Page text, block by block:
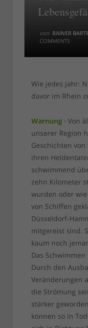
von RAINER
COMMENTS
Wie jedes Jahr:
davor im Rhein
Warnung · Von
unserer Region
Geschichten
ihren
schwimmend
zehn Kilometer
wurden oder
von Schiffen
Düsseldorf-
mitgereist sind.
kaum noch
Das
Durch den
Veränderungen
die Strömung
stärker
können so in